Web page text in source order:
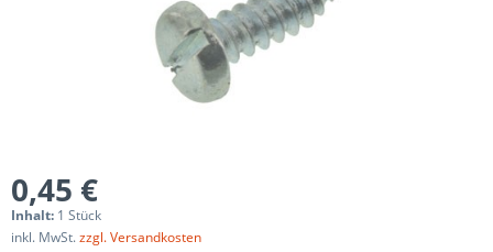
0,45 €
Inhalt: 1 Stück
inkl. MwSt.zzgl. Versandkosten